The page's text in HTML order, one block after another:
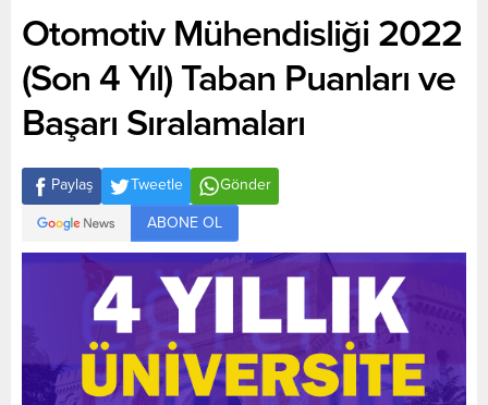
Otomotiv Mühendisliği 2022
(Son 4 Yıl) Taban Puanları ve
Başarı Sıralamaları
Paylaş Tweetle Gönder
ABONE OL